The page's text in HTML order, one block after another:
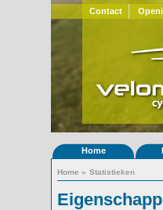
Contact
Home
Home » Statistieken